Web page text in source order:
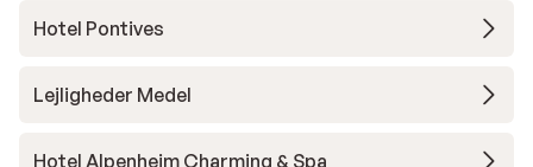
Hotel Pontives
Lejligheder Medel
Hotel Alpenheim Charming & Spa